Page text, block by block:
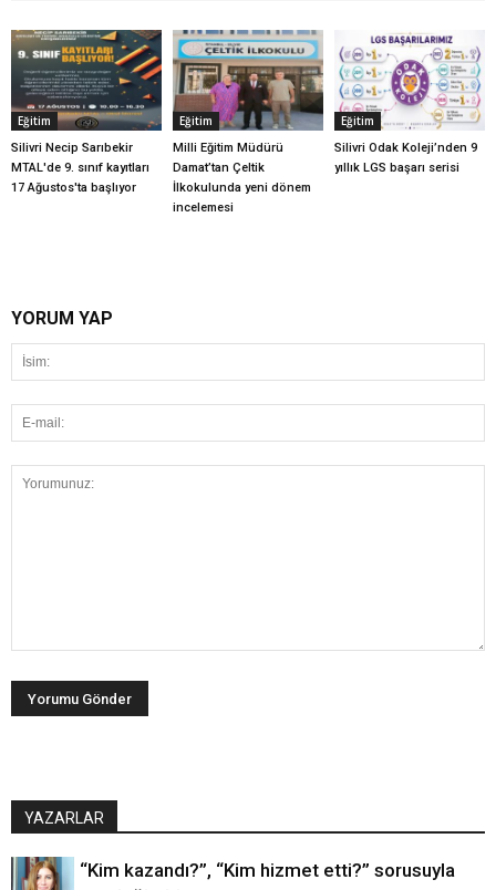
Eğitim
Silivri Necip Sarıbekir
MTAL'de 9. sınıf kayıtları
17 Ağustos'ta başlıyor
Eğitim
Milli Eğitim Müdürü
Damat’tan Çeltik
İlkokulunda yeni dönem
incelemesi
Eğitim
Silivri Odak Koleji’nden 9
yıllık LGS başarı serisi
YORUM YAP
YAZARLAR
“Kim kazandı?”, “Kim hizmet etti?” sorusuyla